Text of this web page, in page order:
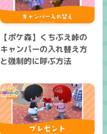
【ポケ森】くちぶえ峠の
キャンパーの入れ替え方
と強制的に呼ぶ方法